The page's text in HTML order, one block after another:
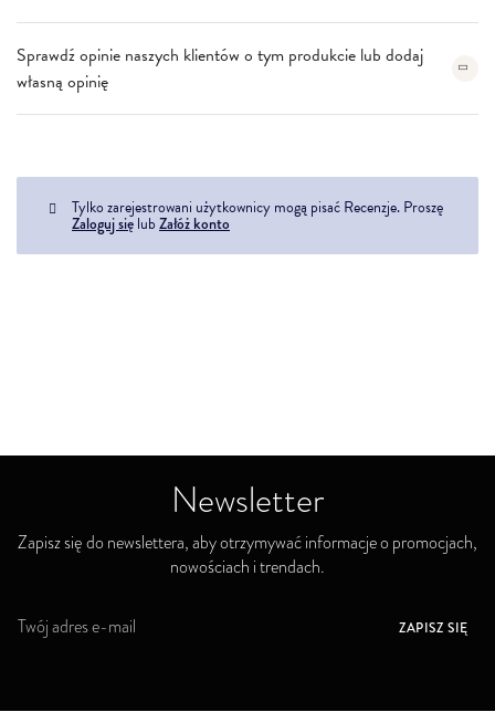
Sprawdź opinie naszych klientów o tym produkcie lub dodaj
własną opinię
Tylko zarejestrowani użytkownicy mogą pisać Recenzje. Proszę
Zaloguj się lub Załóż konto
Newsletter
Zapisz się do newslettera, aby otrzymywać informacje o promocjach,
nowościach i trendach.
S
ZAPISZ SIĘ